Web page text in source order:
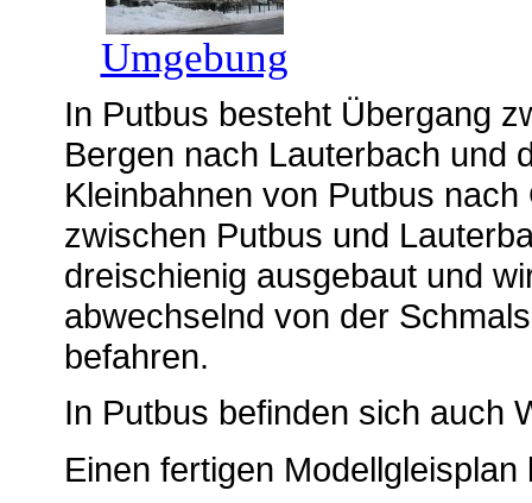
Umgebung
In Putbus besteht Übergang
Bergen nach Lauterbach und
Kleinbahnen von Putbus
zwischen Putbus und
dreischienig ausgebaut und
abwechselnd von der
befahren.
In Putbus befinden sich auch
Einen fertigen